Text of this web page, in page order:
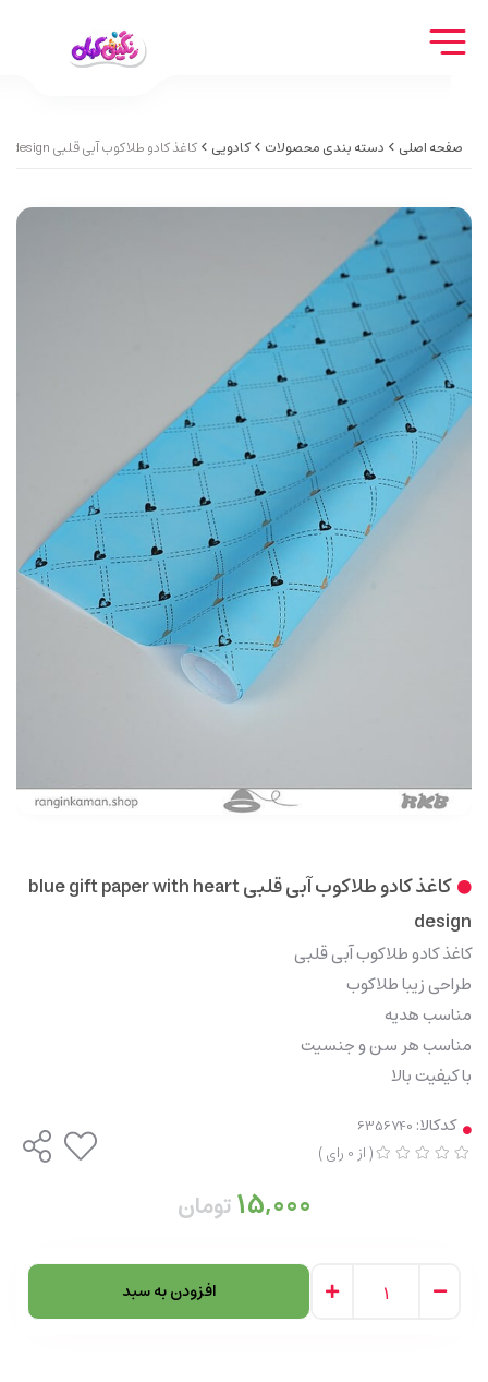
صفحه اصلی دسته بندی محصولات کادویی کاغذ کادو طلاکوب آبی قلبی blue gift paper with heart design
کاغذ کادو طلاکوب آبی قلبی blue gift paper with heart
design
کاغذ کادو طلاکوب آبی قلبی
طراحی زیبا طلاکوب
مناسب هدیه
مناسب هر سن و جنسیت
با کیفیت بالا
کدکالا:
(از0 رای)
15,000تومان
افزودن به سبد